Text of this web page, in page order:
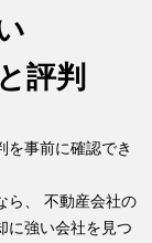
評判
を事前に確認でき
ら、 不動産会社の
に強い会社を見つ